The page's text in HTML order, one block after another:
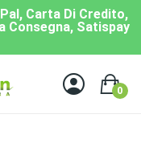
Carta Di Credito,
Consegna, Satispay
0